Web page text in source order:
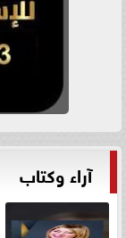
آراء وكتاب